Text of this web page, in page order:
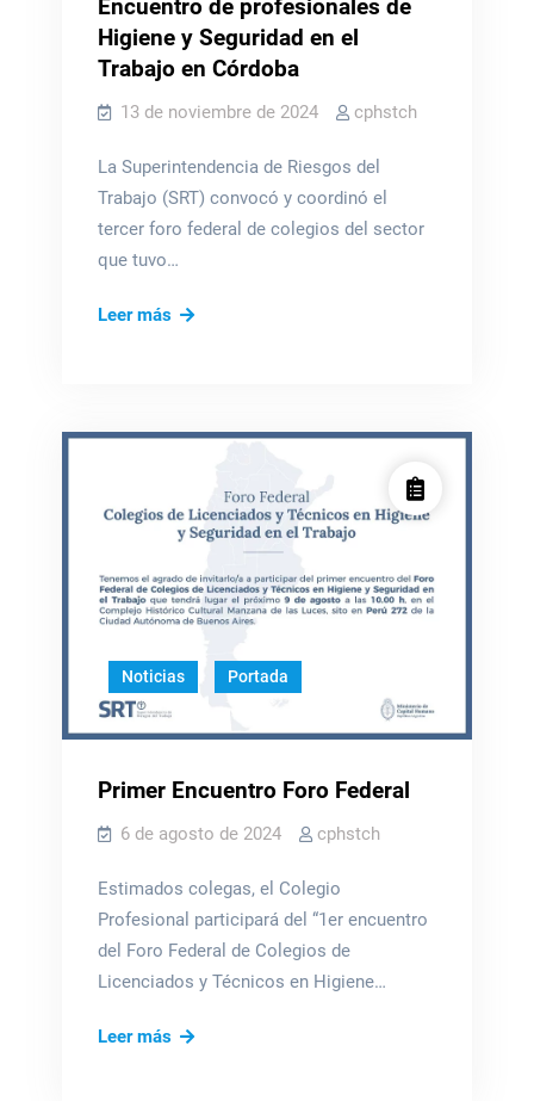
Encuentro de profesionales de
Higiene y Seguridad en el
Trabajo en Córdoba
13 de noviembre de 2024 cphstch
La Superintendencia de Riesgos del
Trabajo (SRT) convocó y coordinó el
tercer foro federal de colegios del sector
que tuvo…
Leer másEncuentro
Higiene
Seguridad
en
Trabajo
en
Noticias Portada
Primer Encuentro Foro Federal
6 de agosto de 2024 cphstch
Estimados colegas, el Colegio
Profesional participará del “1er encuentro
del Foro Federal de Colegios de
Licenciados y Técnicos en Higiene…
Leer másPrimer